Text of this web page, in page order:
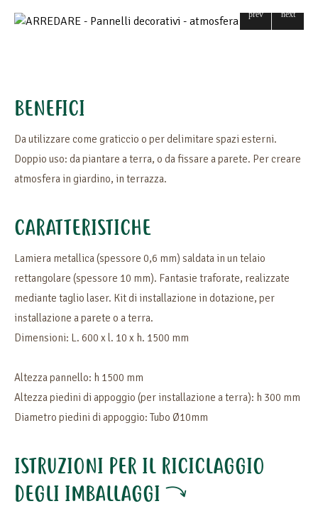
BENEFICI
Da utilizzare come graticcio o per delimitare spazi esterni.
Doppio uso: da piantare a terra, o da fissare a parete. Per creare
atmosfera in giardino, in terrazza.
CARATTERISTICHE
Lamiera metallica (spessore 0,6 mm) saldata in un telaio
rettangolare (spessore 10 mm). Fantasie traforate, realizzate
mediante taglio laser. Kit di installazione in dotazione, per
installazione a parete o a terra.
Dimensioni: L. 600 x l. 10 x h. 1500 mm
Altezza pannello: h 1500 mm
Altezza piedini di appoggio (per installazione a terra): h 300 mm
Diametro piedini di appoggio: Tubo Ø10mm
ISTRUZIONI PER IL RICICLAGGIO
DEGLI IMBALLAGGI